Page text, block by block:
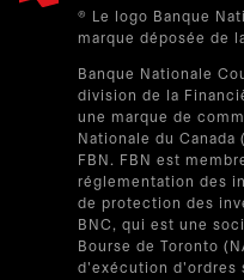
® Le logo Banque
marque déposée de
Banque Nationale
division de la
une marque de
Nationale du
FBN. FBN est
réglementation des
de protection des
BNC, qui est une
Bourse de Toronto
d'exécution d'ordres